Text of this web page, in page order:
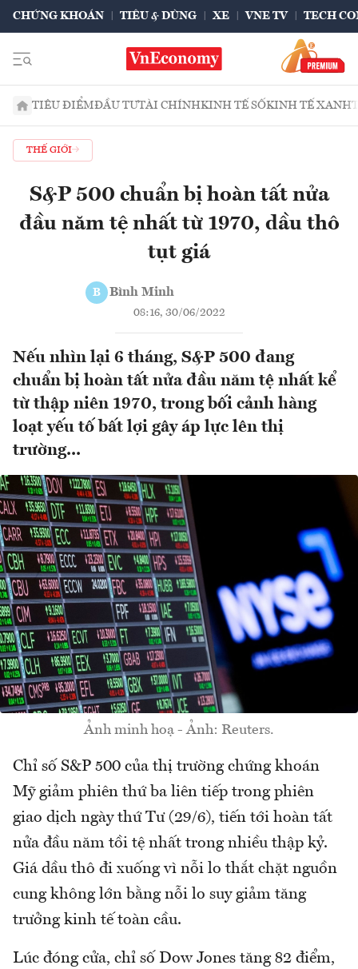
CHỨNG KHOÁN TIÊU & DÙNG XE VNE TV TECH
TIÊU ĐIỂMĐẦU TƯTÀI CHÍNHKINH TẾ SỐKINH TẾ XANH
THẾ GIỚI
S&P 500 chuẩn bị hoàn tất nửa
đầu năm tệ nhất từ 1970, dầu thô
tụt giá
B Bình Minh
08:16, 30/06/2022
Nếu nhìn lại 6 tháng, S&P 500 đang
chuẩn bị hoàn tất nửa đầu năm tệ nhất kể
từ thập niên 1970, trong bối cảnh hàng
loạt yếu tố bất lợi gây áp lực lên thị
trường...
Ảnh minh hoạ - Ảnh: Reuters.
Chỉ số S&P 500 của thị trường chứng khoán
Mỹ giảm phiên thứ ba liên tiếp trong phiên
giao dịch ngày thứ Tư (29/6), tiến tới hoàn tất
nửa đầu năm tồi tệ nhất trong nhiều thập kỷ.
Giá dầu thô đi xuống vì nỗi lo thắt chặt nguồn
cung không lớn bằng nỗi lo suy giảm tăng
trưởng kinh tế toàn cầu.
Lúc đóng cửa, chỉ số Dow Jones tăng 82 điểm,